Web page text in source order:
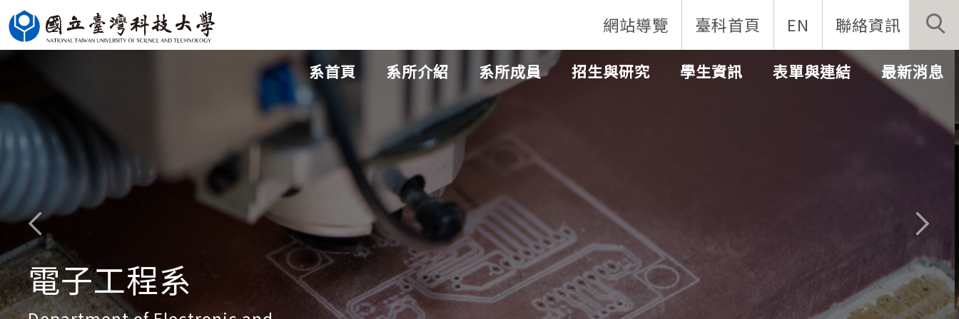
跳
到
主
內
容
區
網站導覽 臺科首頁 EN 聯絡資訊
系首頁 系所介紹 系所成員 招生與研究 學生資訊 表單與連結 最新消息
電子工程系